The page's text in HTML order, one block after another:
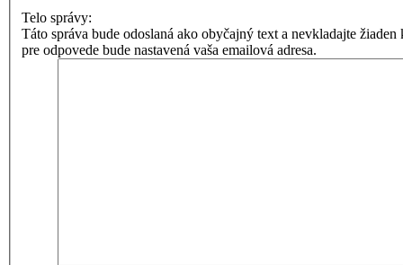
Telo správy:
Táto správa bude odoslaná ako obyčajný text a nevkladajte
pre odpovede bude nastavená vaša emailová adresa.